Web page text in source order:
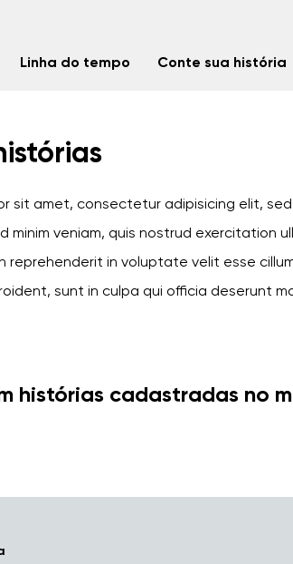
Linha do tempo Conte sua história
sit amet, consectetur adipisicing elit,
minim veniam, quis nostrud exercitation
reprehenderit in voluptate velit esse
sunt in culpa qui officia deserunt
histórias cadastradas no